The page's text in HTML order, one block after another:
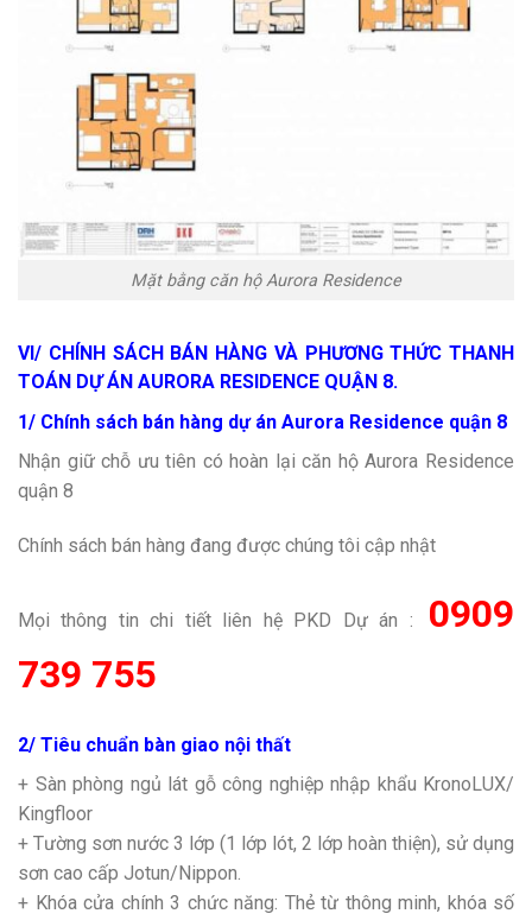
Mặt bằng căn hộ Aurora Residence
VI/ CHÍNH SÁCH BÁN HÀNG VÀ PHƯƠNG THỨC THANH
TOÁN DỰ ÁN AURORA RESIDENCE QUẬN 8.
1/ Chính sách bán hàng dự án Aurora Residence quận 8
Nhận giữ chỗ ưu tiên có hoàn lại căn hộ Aurora Residence
quận 8
Chính sách bán hàng đang được chúng tôi cập nhật
Mọi thông tin chi tiết liên hệ PKD Dự án :
0909
739 755
2/ Tiêu chuẩn bàn giao nội thất
+ Sàn phòng ngủ lát gỗ công nghiệp nhập khẩu KronoLUX/
Kingfloor
+ Tường sơn nước 3 lớp (1 lớp lót, 2 lớp hoàn thiện), sử dụng
sơn cao cấp Jotun/Nippon.
+ Khóa cửa chính 3 chức năng: Thẻ từ thông minh, khóa số